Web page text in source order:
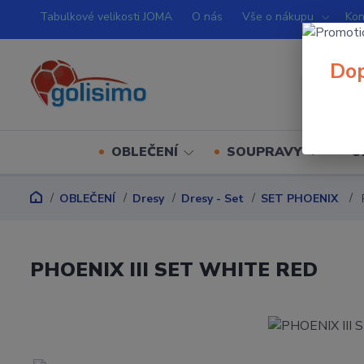
Tabulkové velikosti JOMA O nás Vše o nákupu
OBLEČENÍ SOUPRAVY
OBLEČENÍ Dresy Dresy - Set SET PHOENIX
PHOENIX III SET WHITE RED